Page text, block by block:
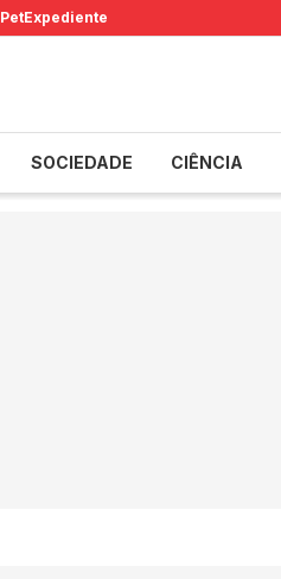
PetExpediente
SOCIEDADE CIÊNCIA